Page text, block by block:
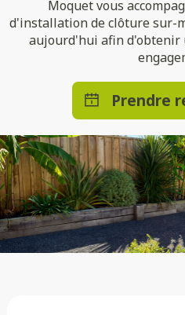
Moquet vous
d'installation de clôture sur-
aujourd'hui afin d'obtenir
Prendre